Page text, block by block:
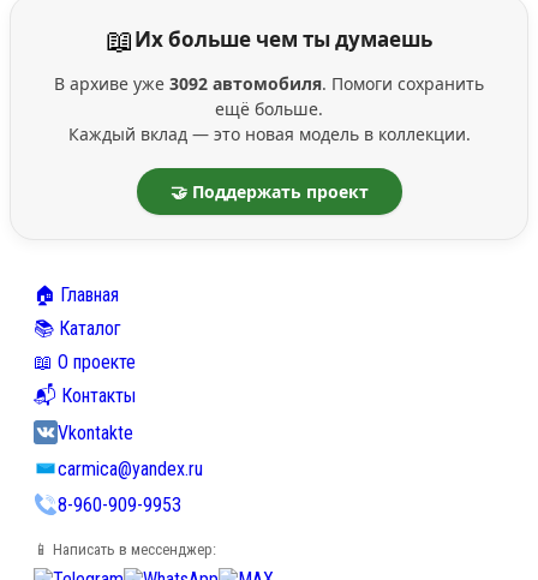
📖Их больше чем ты думаешь
В архиве уже 3092 автомобиля. Помоги сохранить
ещё больше.
Каждый вклад — это новая модель в коллекции.
🤝 Поддержать проект
🏠 Главная
📚 Каталог
📖 О проекте
📬 Контакты
Vkontakte
carmica@yandex.ru
8-960-909-9953
📱 Написать в мессенджер: